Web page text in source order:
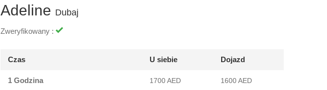
Adeline Dubaj
Zweryfikowany :
Czas U siebie Dojazd
1 Godzina 1700 AED 1600 AED